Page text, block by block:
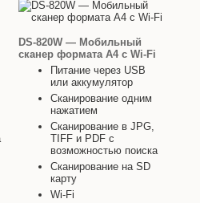
DS-820W — Мобильный
сканер формата А4 с Wi-Fi
Питание через USB
или аккумулятор
Сканирование одним
нажатием
Сканирование в JPG,
TIFF и PDF с
возможностью поиска
Сканирование на SD
карту
Wi-Fi